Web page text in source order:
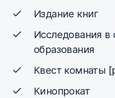
Издание книг
Исследования в
образования
Квест комнаты
Кинопрокат